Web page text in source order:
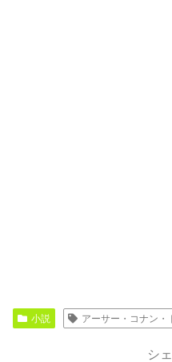
小説 アーサー・コナン・
シ